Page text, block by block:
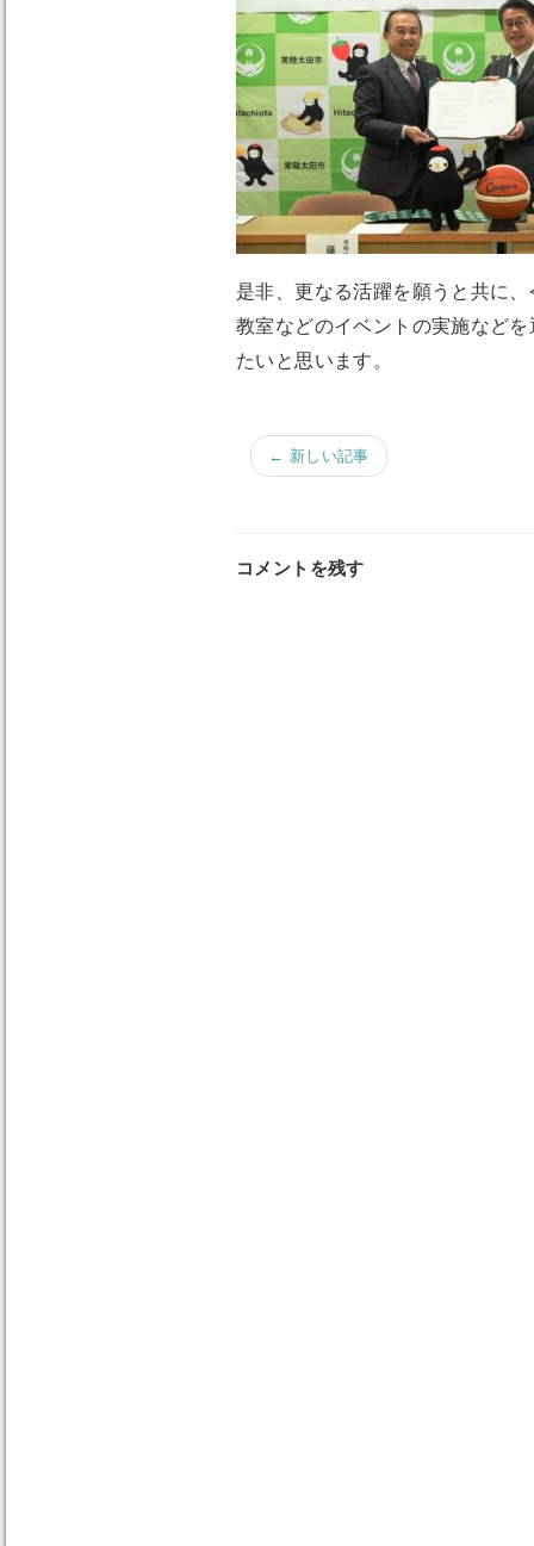
是非、更なる活躍を願うと共に
教室などのイベントの実施など
たいと思います。
← 新しい記事
コメントを残す